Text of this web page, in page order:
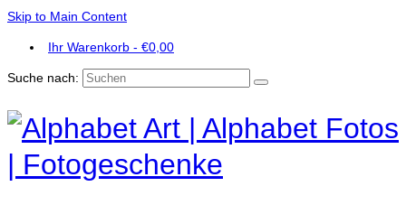
Skip to Main Content
Ihr Warenkorb - €0,00
Suche nach: